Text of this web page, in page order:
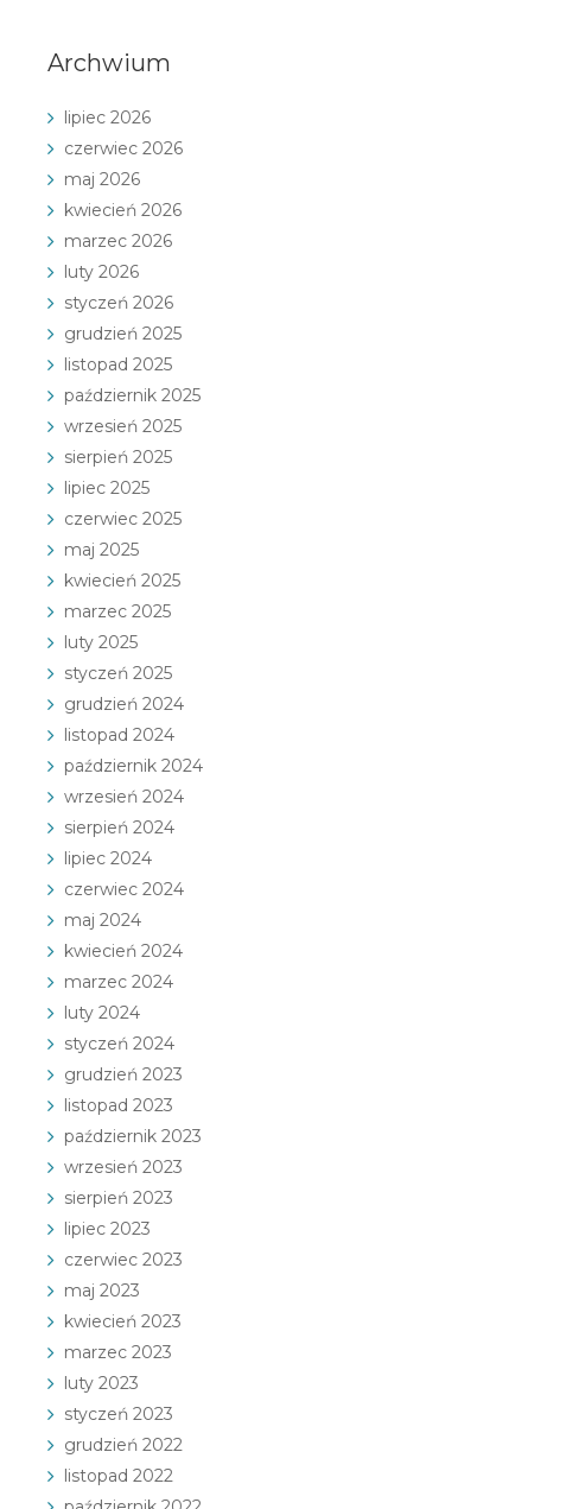
Archwium
lipiec 2026
czerwiec 2026
maj 2026
kwiecień 2026
marzec 2026
luty 2026
styczeń 2026
grudzień 2025
listopad 2025
październik 2025
wrzesień 2025
sierpień 2025
lipiec 2025
czerwiec 2025
maj 2025
kwiecień 2025
marzec 2025
luty 2025
styczeń 2025
grudzień 2024
listopad 2024
październik 2024
wrzesień 2024
sierpień 2024
lipiec 2024
czerwiec 2024
maj 2024
kwiecień 2024
marzec 2024
luty 2024
styczeń 2024
grudzień 2023
listopad 2023
październik 2023
wrzesień 2023
sierpień 2023
lipiec 2023
czerwiec 2023
maj 2023
kwiecień 2023
marzec 2023
luty 2023
styczeń 2023
grudzień 2022
listopad 2022